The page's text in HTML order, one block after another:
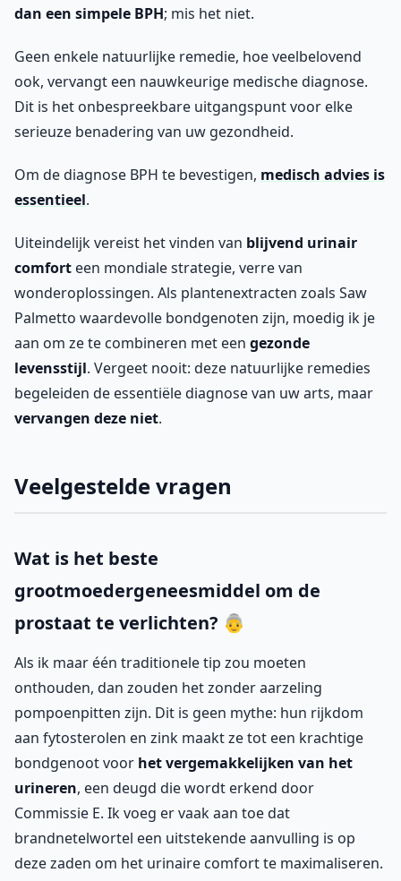
dan een simpele BPH; mis het niet.
Geen enkele natuurlijke remedie, hoe veelbelovend
ook, vervangt een nauwkeurige medische diagnose.
Dit is het onbespreekbare uitgangspunt voor elke
serieuze benadering van uw gezondheid.
Om de diagnose BPH te bevestigen, medisch advies is
essentieel.
Uiteindelijk vereist het vinden van blijvend urinair
comfort een mondiale strategie, verre van
wonderoplossingen. Als plantenextracten zoals Saw
Palmetto waardevolle bondgenoten zijn, moedig ik je
aan om ze te combineren met een gezonde
levensstijl. Vergeet nooit: deze natuurlijke remedies
begeleiden de essentiële diagnose van uw arts, maar
vervangen deze niet.
Veelgestelde vragen
Wat is het beste
grootmoedergeneesmiddel om de
prostaat te verlichten? 👵
Als ik maar één traditionele tip zou moeten
onthouden, dan zouden het zonder aarzeling
pompoenpitten zijn. Dit is geen mythe: hun rijkdom
aan fytosterolen en zink maakt ze tot een krachtige
bondgenoot voor het vergemakkelijken van het
urineren, een deugd die wordt erkend door
Commissie E. Ik voeg er vaak aan toe dat
brandnetelwortel een uitstekende aanvulling is op
deze zaden om het urinaire comfort te maximaliseren.